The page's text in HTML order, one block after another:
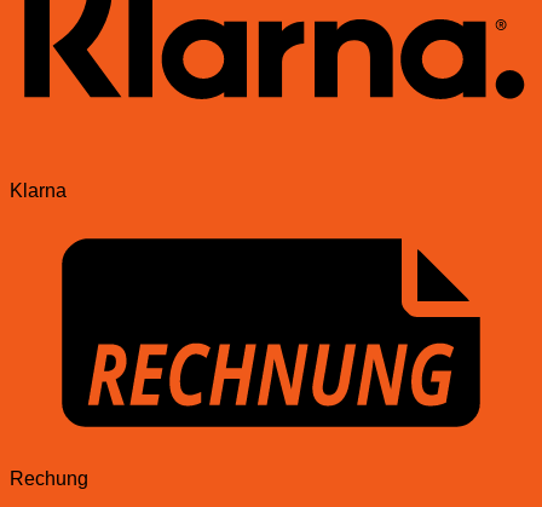
Klarna
Rechung